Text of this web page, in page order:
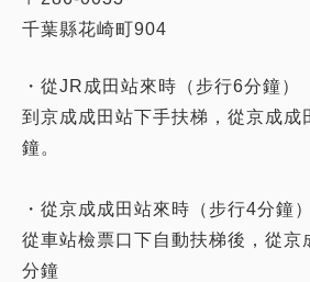
千葉縣花崎町904
・從JR成田站來時（步行6分鐘）
到京成成田站下手扶梯，從京成成
鐘。
・從京成成田站來時（步行4分鐘）
從車站檢票口下自動扶梯後，從京
分鐘